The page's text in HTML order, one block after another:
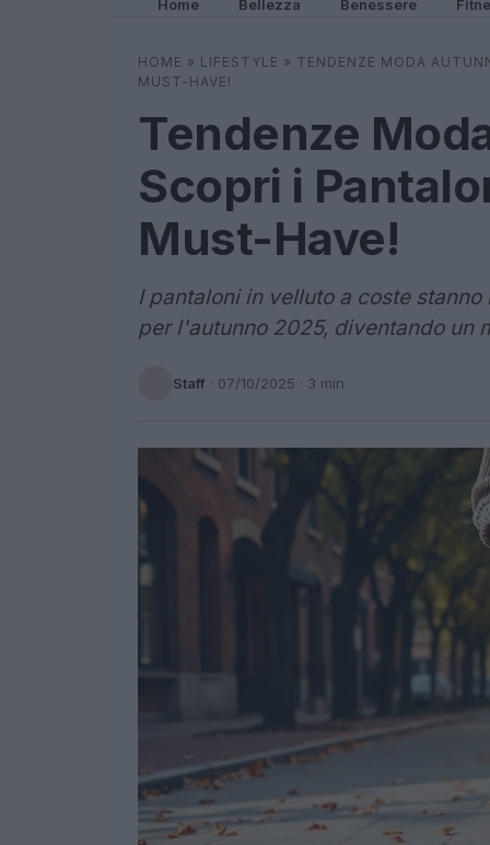
Home Bellezza Benessere
HOME » LIFESTYLE » TENDENZE MODA
MUST-HAVE!
Tendenze
Scopri i
Must-Have!
I pantaloni in velluto a coste
per l'autunno 2025, diventando un
Staff · 07/10/2025 · 3 min